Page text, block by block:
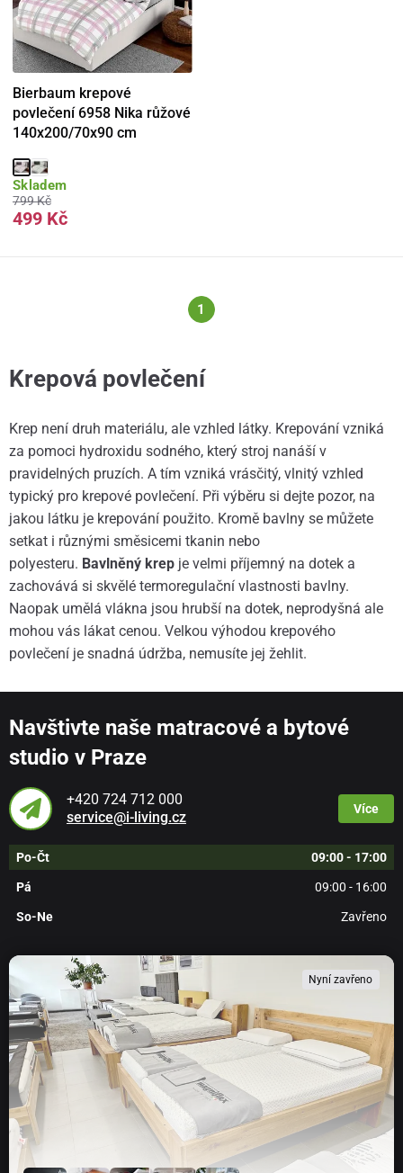
Bierbaum krepové
povlečení 6958 Nika růžové
140x200/70x90 cm
Skladem
799 Kč
499 Kč
1
Krepová povlečení
Krep není druh materiálu, ale vzhled látky. Krepování vzniká
za pomoci hydroxidu sodného, který stroj nanáší v
pravidelných pruzích. A tím vzniká vrásčitý, vlnitý vzhled
typický pro krepové povlečení. Při výběru si dejte pozor, na
jakou látku je krepování použito. Kromě bavlny se můžete
setkat i různými směsicemi tkanin nebo
polyesteru. Bavlněný krep je velmi příjemný na dotek a
zachovává si skvělé termoregulační vlastnosti bavlny.
Naopak umělá vlákna jsou hrubší na dotek, neprodyšná ale
mohou vás lákat cenou. Velkou výhodou krepového
povlečení je snadná údržba, nemusíte jej žehlit.
Navštivte naše matracové a bytové
studio v Praze
+420 724 712 000
service@i-living.cz
Více
Po-Čt 09:00 - 17:00
Pá 09:00 - 16:00
So-Ne Zavřeno
Nyní zavřeno